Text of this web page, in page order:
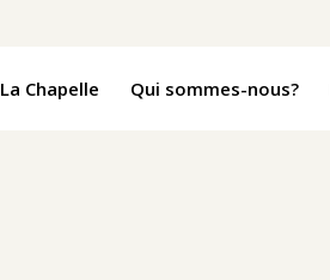
La Chapelle Qui sommes-nous?